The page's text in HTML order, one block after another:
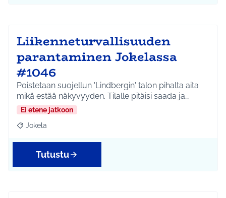
Liikenneturvallisuuden
parantaminen Jokelassa
#1046
Poistetaan suojellun 'Lindbergin' talon pihalta aita
mikä estää näkyvyyden. Tilalle pitäisi saada ja…
Ei etene jatkoon
Rajaa tulokset aihepiirin mukaan: Jokela
Jokela
Tutustu